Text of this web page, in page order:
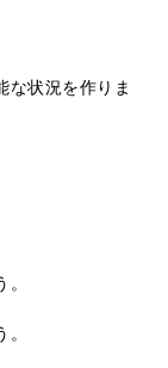
な状況を作りま